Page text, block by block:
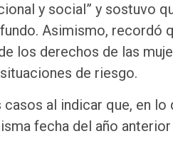
y social” y sostuvo
Asimismo, recordó
los derechos de las
de riesgo.
al indicar que, en lo
fecha del año